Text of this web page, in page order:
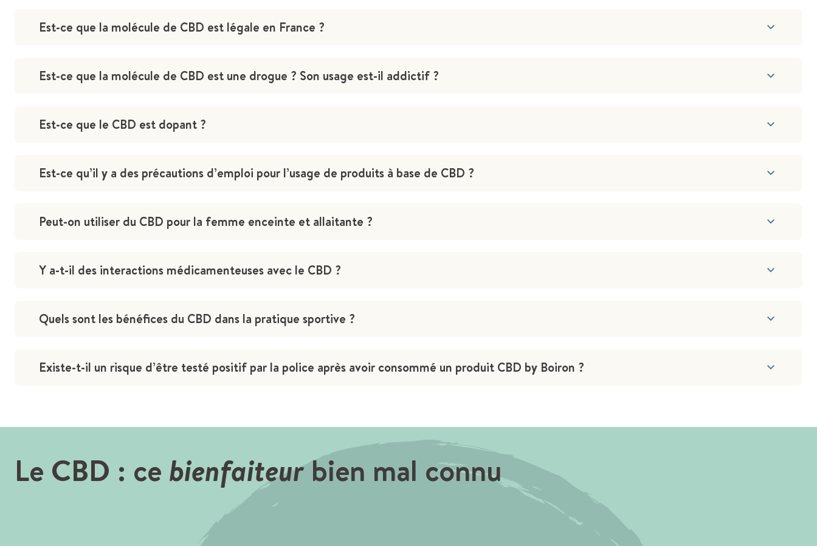
Est-ce que la molécule de CBD est légale en France ?
Est-ce que la molécule de CBD est une drogue ? Son usage est-il addictif ?
Est-ce que le CBD est dopant ?
Est-ce qu’il y a des précautions d’emploi pour l’usage de produits à base de CBD ?
Peut-on utiliser du CBD pour la femme enceinte et allaitante ?
Y a-t-il des interactions médicamenteuses avec le CBD ?
Quels sont les bénéfices du CBD dans la pratique sportive ?
Existe-t-il un risque d’être testé positif par la police après avoir consommé un produit CBD by Boiron ?
Le CBD : ce bienfaiteurbien mal connu